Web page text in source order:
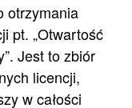
otrzymania
pt. „Otwartość
Jest to zbiór
licencji,
w całości